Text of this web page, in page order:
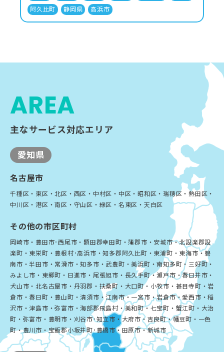
阿久比町
静岡県 高浜市
AREA
主なサービス対応エリア
愛知県
名古屋市
千種区・東区・北区・西区・中村区・中区・昭和区・瑞穂区・熱田区・
中川区・港区・南区・守山区・緑区・名東区・天白区
その他の市区町村
岡崎市・豊田市･西尾市・額田郡幸田町・蒲郡市・安城市・北設楽郡設
楽町・東栄町・豊根村･高浜市・知多郡阿久比町・東浦町・東海市・碧
南市・半田市・常滑市・知多市・武豊町・美浜町・南知多町・三好町・
みよし市・東郷町・日進市・尾張旭市・長久手町・瀬戸市・春日井市・
犬山市・北名古屋市・丹羽郡・扶桑町・大口町・小牧市・甚目寺町・岩
倉市・春日町・豊山町・清須市・江南市・一宮市・岩倉市・愛西市・稲
沢市・津島市・弥富市・海部郡飛島村・美和町・七宝町・蟹江町・大治
町・弥富市・豊明市・刈谷市･知立市・大府市・吉良町・幡豆町・一色
町・豊川市・宝飯郡小坂井町･豊橋市・田原市・新城市